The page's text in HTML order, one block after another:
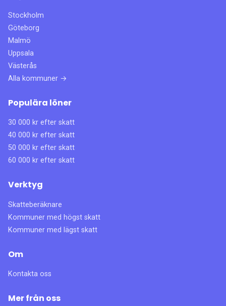
Stockholm
Göteborg
Malmö
Uppsala
Västerås
Alla kommuner →
Populära löner
30 000 kr efter skatt
40 000 kr efter skatt
50 000 kr efter skatt
60 000 kr efter skatt
Verktyg
Skatteberäknare
Kommuner med högst skatt
Kommuner med lägst skatt
Om
Kontakta oss
Mer från oss